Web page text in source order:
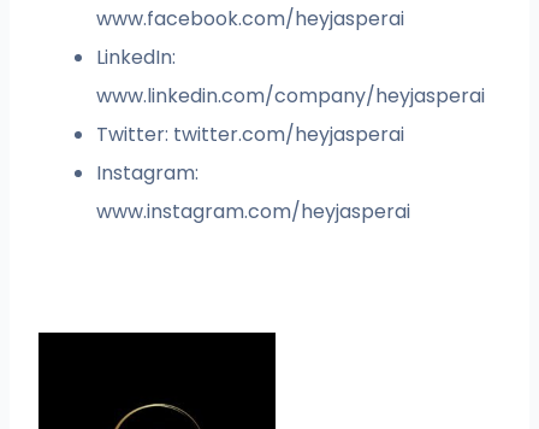
www.facebook.com/heyjasperai
LinkedIn:
www.linkedin.com/company/heyjasperai
Twitter: twitter.com/heyjasperai
Instagram:
www.instagram.com/heyjasperai